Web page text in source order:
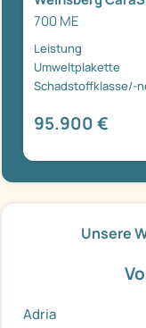
700 ME
Leistung
Umweltplakette
Schadstoffklasse/-
95.900 €
Unsere
Adria